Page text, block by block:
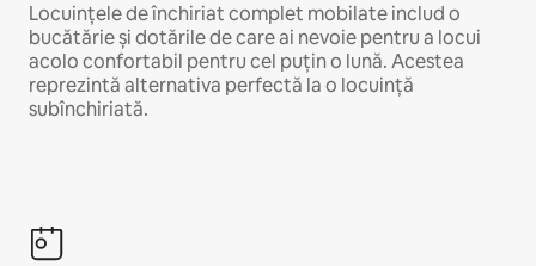
Locuințele de închiriat complet mobilate includ o
bucătărie și dotările de care ai nevoie pentru a locui
acolo confortabil pentru cel puțin o lună. Acestea
reprezintă alternativa perfectă la o locuință
subînchiriată.